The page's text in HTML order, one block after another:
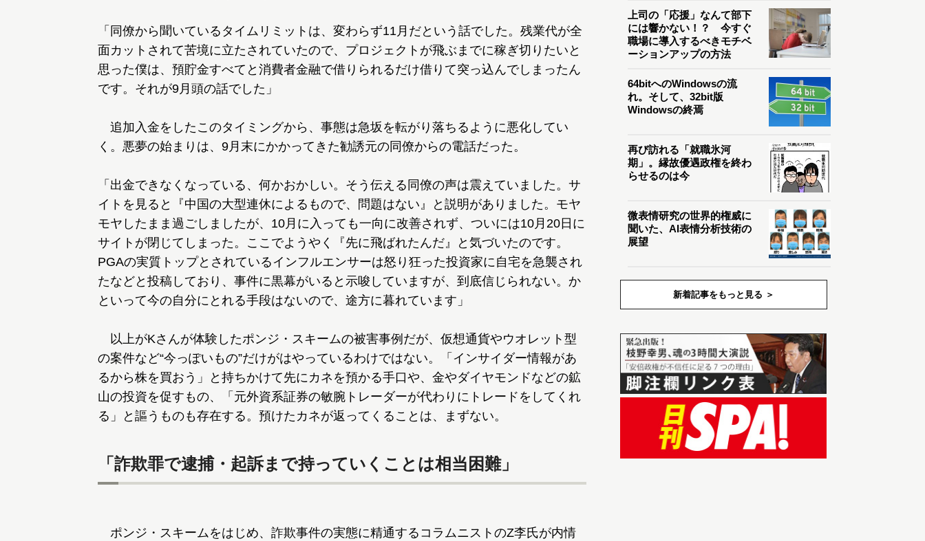
「同僚から聞いているタイムリミットは、変わらず11月だという話でした。残業代が全
面カットされて苦境に立たされていたので、プロジェクトが飛ぶまでに稼ぎ切りたいと
思った僕は、預貯金すべてと消費者金融で借りられるだけ借りて突っ込んでしまったん
です。それが9月頭の話でした」
追加入金をしたこのタイミングから、事態は急坂を転がり落ちるように悪化してい
く。悪夢の始まりは、9月末にかかってきた勧誘元の同僚からの電話だった。
「出金できなくなっている、何かおかしい。そう伝える同僚の声は震えていました。サ
イトを見ると『中国の大型連休によるもので、問題はない』と説明がありました。モヤ
モヤしたまま過ごしましたが、10月に入っても一向に改善されず、ついには10月20日に
サイトが閉じてしまった。ここでようやく『先に飛ばれたんだ』と気づいたのです。
PGAの実質トップとされているインフルエンサーは怒り狂った投資家に自宅を急襲され
たなどと投稿しており、事件に黒幕がいると示唆していますが、到底信じられない。か
といって今の自分にとれる手段はないので、途方に暮れています」
以上がKさんが体験したポンジ・スキームの被害事例だが、仮想通貨やウオレット型
の案件など“今っぽいもの”だけがはやっているわけではない。「インサイダー情報があ
るから株を買おう」と持ちかけて先にカネを預かる手口や、金やダイヤモンドなどの鉱
山の投資を促すもの、「元外資系証券の敏腕トレーダーが代わりにトレードをしてくれ
る」と謳うものも存在する。預けたカネが返ってくることは、まずない。
「詐欺罪で逮捕・起訴まで持っていくことは相当困難」
ポンジ・スキームをはじめ、詐欺事件の実態に精通するコラムニストのZ李氏が内情
上司の「応援」なんて部下
には響かない！？ 今すぐ
職場に導入するべきモチベ
ーションアップの方法
64bitへのWindowsの流
れ。そして、32bit版
Windowsの終焉
再び訪れる「就職氷河
期」。縁故優遇政権を終わ
らせるのは今
微表情研究の世界的権威に
聞いた、AI表情分析技術の
展望
新着記事をもっと見る